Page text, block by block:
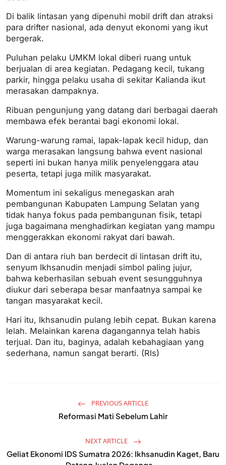
Di balik lintasan yang dipenuhi mobil drift dan atraksi
para drifter nasional, ada denyut ekonomi yang ikut
bergerak.
Puluhan pelaku UMKM lokal diberi ruang untuk
berjualan di area kegiatan. Pedagang kecil, tukang
parkir, hingga pelaku usaha di sekitar Kalianda ikut
merasakan dampaknya.
Ribuan pengunjung yang datang dari berbagai daerah
membawa efek berantai bagi ekonomi lokal.
Warung-warung ramai, lapak-lapak kecil hidup, dan
warga merasakan langsung bahwa event nasional
seperti ini bukan hanya milik penyelenggara atau
peserta, tetapi juga milik masyarakat.
Momentum ini sekaligus menegaskan arah
pembangunan Kabupaten Lampung Selatan yang
tidak hanya fokus pada pembangunan fisik, tetapi
juga bagaimana menghadirkan kegiatan yang mampu
menggerakkan ekonomi rakyat dari bawah.
Dan di antara riuh ban berdecit di lintasan drift itu,
senyum Ikhsanudin menjadi simbol paling jujur,
bahwa keberhasilan sebuah event sesungguhnya
diukur dari seberapa besar manfaatnya sampai ke
tangan masyarakat kecil.
Hari itu, Ikhsanudin pulang lebih cepat. Bukan karena
lelah. Melainkan karena dagangannya telah habis
terjual. Dan itu, baginya, adalah kebahagiaan yang
sederhana, namun sangat berarti. (Rls)
PREVIOUS ARTICLE
Reformasi Mati Sebelum Lahir
NEXT ARTICLE
Geliat Ekonomi IDS Sumatra 2026: Ikhsanudin Kaget, Baru